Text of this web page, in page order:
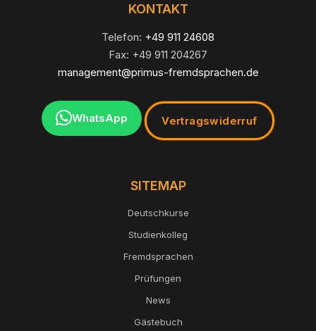
KONTAKT
Telefon: +49 911 24608
Fax: +49 911 204267
management@primus-fremdsprachen.de
WhatsApp Vertragswiderruf
SITEMAP
Deutschkurse
Studienkolleg
Fremdsprachen
Prüfungen
News
Gästebuch